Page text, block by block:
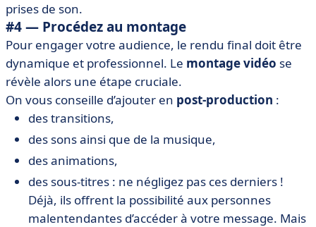
prises de son.
#4 — Procédez au montage
Pour engager votre audience, le rendu final doit être
dynamique et professionnel. Le montage vidéo se
révèle alors une étape cruciale.
On vous conseille d’ajouter en post-production :
des transitions,
des sons ainsi que de la musique,
des animations,
des sous-titres : ne négligez pas ces derniers !
Déjà, ils offrent la possibilité aux personnes
malentendantes d’accéder à votre message. Mais